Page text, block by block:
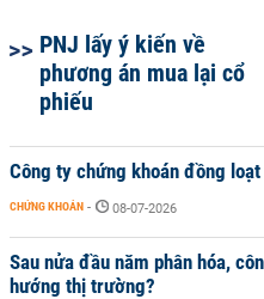
PNJ lấy ý kiến về
phương án mua lại cổ
phiếu
Công ty chứng khoán đồng
CHỨNG KHOÁN - 08-07-2026
Sau nửa đầu năm phân hóa,
hướng thị trường?